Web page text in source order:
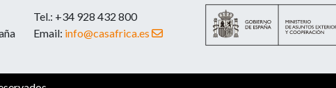
Tel.: +34 928 432 800
Email: info@casafrica.es